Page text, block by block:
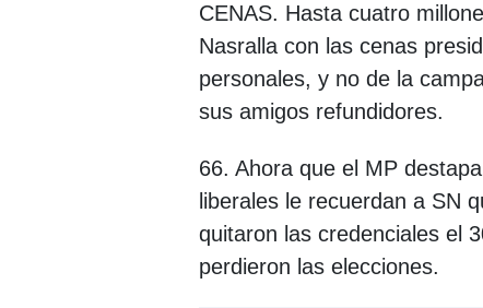
CENAS. Hasta cuatro
Nasralla con las cenas
personales, y no de la
sus amigos refundidores.
66. Ahora que el MP
liberales le recuerdan a SN
quitaron las credenciales el
perdieron las elecciones.